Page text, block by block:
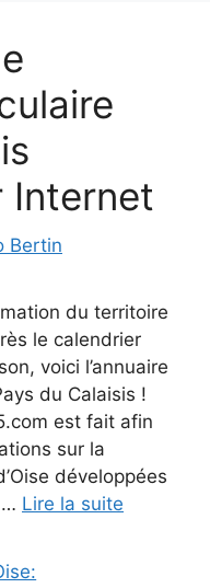
Internet
Bertin
du territoire
le calendrier
voici l’annuaire
du Calaisis !
est fait afin
sur la
développées
… Lire la suite